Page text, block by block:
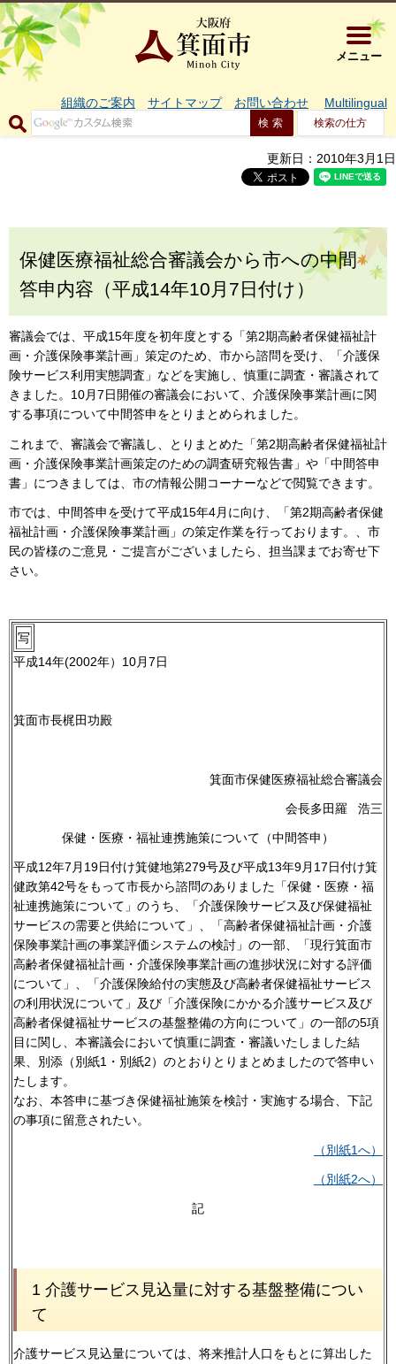
大阪府箕
メニュー
組織のご案内 サイトマップ お問い合わせ Multilingual
検索の仕方
更新日：2010年3月1日
保健医療福祉総合審議会から市への中間
答申内容（平成14年10月7日付け）
審議会では、平成15年度を初年度とする「第2期高齢者保健福祉計
画・介護保険事業計画」策定のため、市から諮問を受け、「介護保
険サービス利用実態調査」などを実施し、慎重に調査・審議されて
きました。10月7日開催の審議会において、介護保険事業計画に関
する事項について中間答申をとりまとめられました。
これまで、審議会で審議し、とりまとめた「第2期高齢者保健福祉計
画・介護保険事業計画策定のための調査研究報告書」や「中間答申
書」につきましては、市の情報公開コーナーなどで閲覧できます。
市では、中間答申を受けて平成15年4月に向け、「第2期高齢者保健
福祉計画・介護保険事業計画」の策定作業を行っております。、市
民の皆様のご意見・ご提言がございましたら、担当課までお寄せ下
さい。
写
平成14年(2002年）10月7日
箕面市長梶田功殿
箕面市保健医療福祉総合審議会
会長多田羅 浩三
保健・医療・福祉連携施策について（中間答申）
平成12年7月19日付け箕健地第279号及び平成13年9月17日付け箕
健政第42号をもって市長から諮問のありました「保健・医療・福
祉連携施策について」のうち、「介護保険サービス及び保健福祉
サービスの需要と供給について」、「高齢者保健福祉計画・介護
保険事業計画の事業評価システムの検討」の一部、「現行箕面市
高齢者保健福祉計画・介護保険事業計画の進捗状況に対する評価
について」、「介護保険給付の実態及び高齢者保健福祉サービス
の利用状況について」及び「介護保険にかかる介護サービス及び
高齢者保健福祉サービスの基盤整備の方向について」の一部の5項
目に関し、本審議会において慎重に調査・審議いたしました結
果、別添（別紙1・別紙2）のとおりとりまとめましたので答申い
たします。
なお、本答申に基づき保健福祉施策を検討・実施する場合、下記
の事項に留意されたい。
（別紙1へ）
（別紙2へ）
記
1 介護サービス見込量に対する基盤整備につい
て
介護サービス見込量については、将来推計人口をもとに算出した